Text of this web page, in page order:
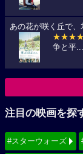
あの花が咲く丘で、
争と平...
注目の映画を探
#スターウォーズ